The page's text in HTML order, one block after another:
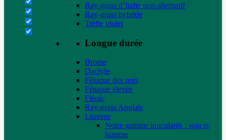
Ray-grass d’Italie non-alternatif
Ray-grass hybride
Trèfle violet
Longue durée
Brome
Dactyle
Fétuque des prés
Fétuque élevée
Fléole
Ray-grass Anglais
Luzerne
Notre gamme inoculants : soja et
luzerne